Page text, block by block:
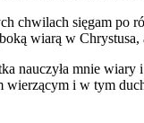
chwilach sięgam po
wiarą w
mnie
wierzącym i w tym